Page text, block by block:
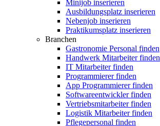
Minijob inserieren
Ausbildungsplatz inserieren
Nebenjob inserieren
Praktikumsplatz inserieren
Branchen
Gastronomie Personal finden
Handwerk Mitarbeiter finden
IT Mitarbeiter finden
Programmierer finden
App Programmierer finden
Softwareentwickler finden
Vertriebsmitarbeiter finden
Logistik Mitarbeiter finden
Pflegepersonal finden